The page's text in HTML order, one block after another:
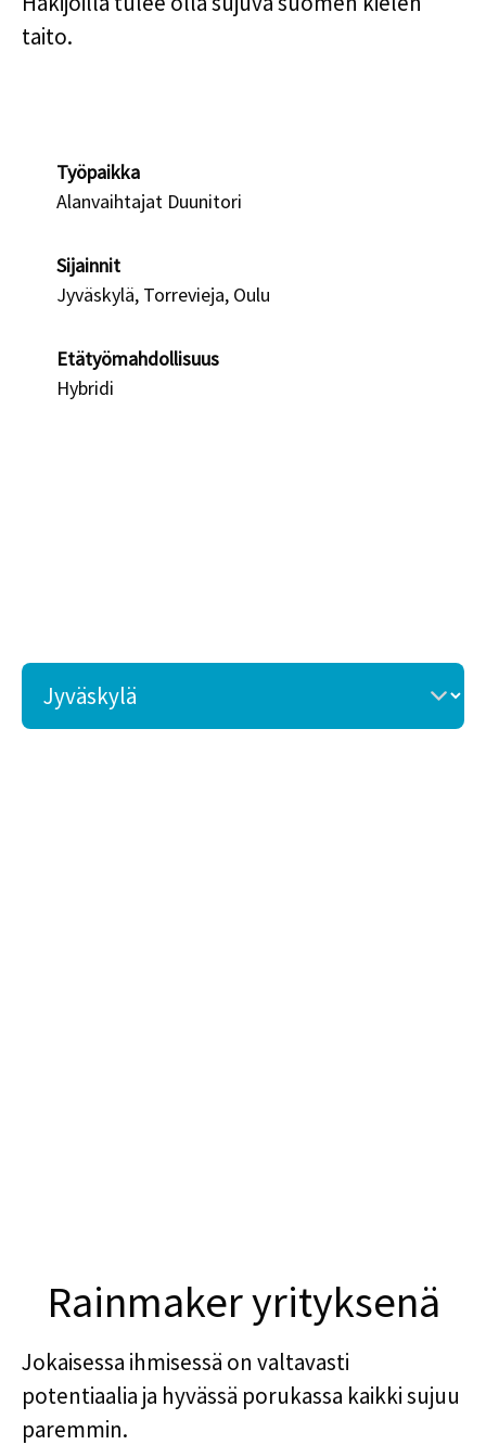
taito.
Työpaikka
Alanvaihtajat Duunitori
Sijainnit
Jyväskylä, Torrevieja, Oulu
Etätyömahdollisuus
Hybridi
Rainmaker yrityksenä
Jokaisessa ihmisessä on valtavasti
potentiaalia ja hyvässä porukassa kaikki sujuu
paremmin.